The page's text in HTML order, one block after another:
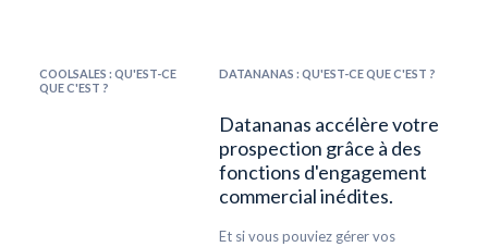
COOLSALES : QU'EST-CE
QUE C'EST ?
DATANANAS : QU'EST-CE QUE C'EST ?
Datananas accélère votre
prospection grâce à des
fonctions d'engagement
commercial inédites.
Et si vous pouviez gérer vos